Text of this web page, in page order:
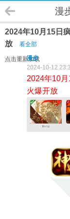
漫
2024年10月15日
放
看全部
点击重新加载
漫步
2024-10-12
2024年10
火爆开放